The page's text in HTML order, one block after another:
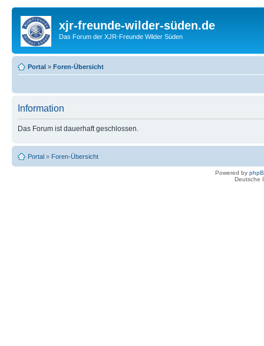
xjr-freunde-wilder-süden.de
Das Forum der XJR-Freunde Wilder Süden
Portal » Foren-Übersicht
Information
Das Forum ist dauerhaft geschlossen.
Portal » Foren-Übersicht
Powered by
Deutsche